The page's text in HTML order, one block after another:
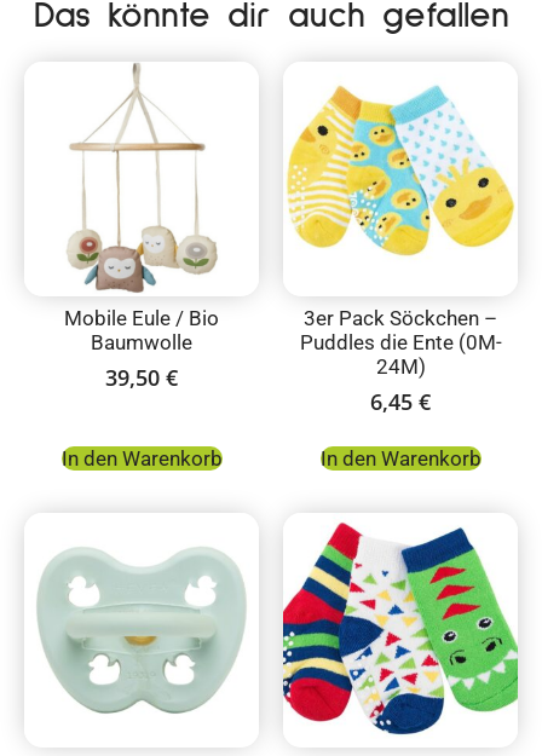
Das könnte dir auch gefallen
Mobile Eule / Bio
Baumwolle
39,50 €
In den Warenkorb
3er Pack Söckchen –
Puddles die Ente (0M-
24M)
6,45 €
In den Warenkorb